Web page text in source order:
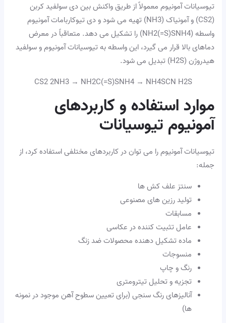
تیوسیانات آمونیوم معمولاً از طریق واکنش بین دی سولفید کربن
(CS2) و آمونیاک (NH3) تهیه می شود و دی تیوکاربامات آمونیوم
واسطه (NH2(=S)SNH4) را تشکیل می دهد. متعاقباً در معرض
دماهای بالا قرار می گیرد، این واسطه به تیوسیانات آمونیوم و سولفید
هیدروژن (H2S) تبدیل می شود.
CS2 2NH3 → NH2C(=S)SNH4 → NH4SCN H2S
موارد استفاده و کاربردهای
آمونیوم تیوسیانات
تیوسیانات آمونیوم را می توان در کاربردهای مختلفی استفاده کرد، از
جمله:
سنتز علف کش ها
تولید رزین های مصنوعی
مسابقات
عامل تثبیت کننده در عکاسی
ماده تشکیل دهنده محصولات ضد زنگ
منسوجات
رنگ و چاپ
تجزیه و تحلیل تیترومتری
آنالیزهای رنگ سنجی (برای تعیین سطوح آهن موجود در نمونه
ها)